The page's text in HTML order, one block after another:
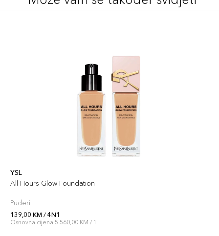
YSL
All Hours Glow Foundation
Puderi
139,00 KM / 4N1
Osnovna cijena 5.560,00 KM / 1 l